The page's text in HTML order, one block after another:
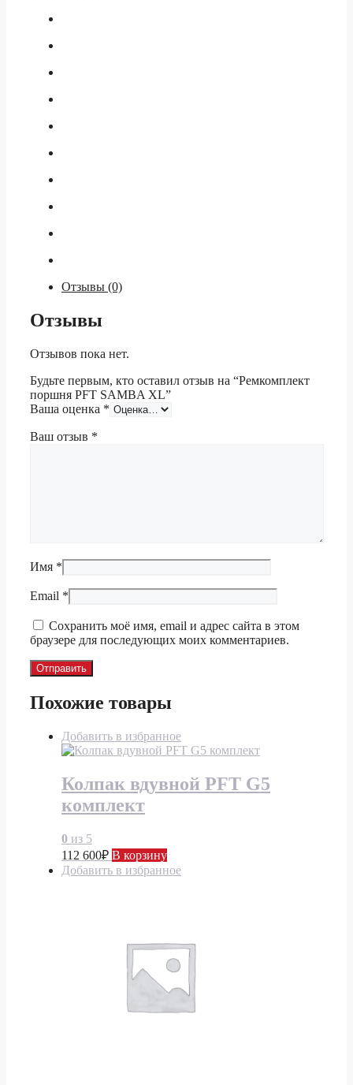
Отзывы (0)
Отзывы
Отзывов пока нет.
Будьте первым, кто оставил отзыв на “Ремкомплект
поршня PFT SAMBA XL”
Ваша оценка *
Ваш отзыв *
Имя *
Email *
Сохранить моё имя, email и адрес сайта в этом
браузере для последующих моих комментариев.
Похожие товары
Добавить в избранное
Колпак вдувной PFT G5
комплект
0 из 5
112 600₽ В корзину
Добавить в избранное